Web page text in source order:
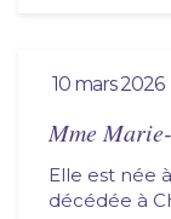
10 mars 2026
Mme
Elle est née
décédée à